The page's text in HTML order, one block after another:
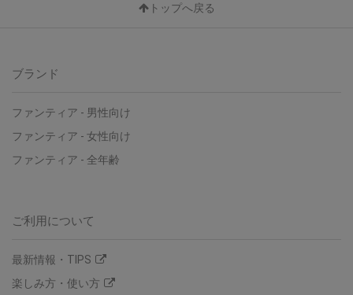
トップへ戻る
ブランド
ファンティア - 男性向け
ファンティア - 女性向け
ファンティア - 全年齢
ご利用について
最新情報・TIPS
楽しみ方・使い方